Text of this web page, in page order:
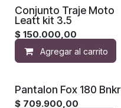
Conjunto Traje Moto
Leatt kit 3.5
$ 150.000,00
Agregar al carrito
Pantalon Fox 180 Bnkr
$ 709.900,00